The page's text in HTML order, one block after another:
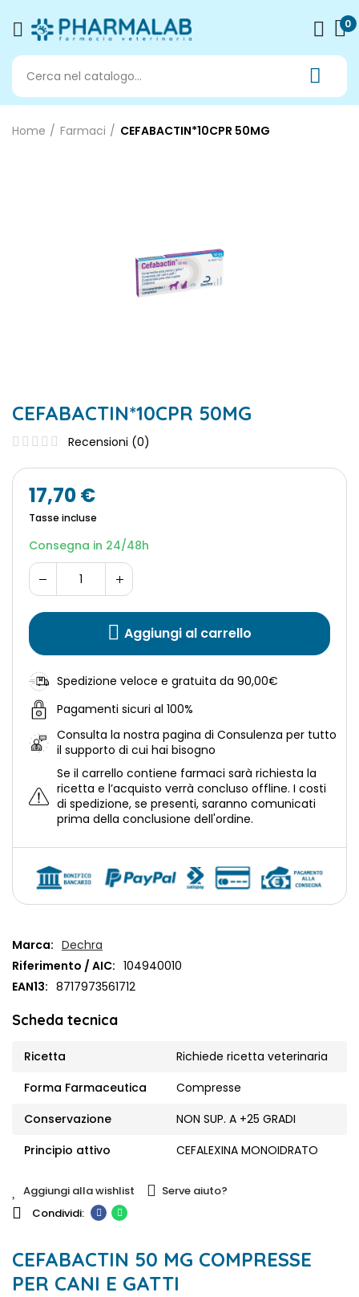
0
Home Farmaci CEFABACTIN*10CPR 50MG
CEFABACTIN*10CPR 50MG
Recensioni (0)
Marca: Dechra
Riferimento / AIC: 104940010
EAN13: 8717973561712
Scheda tecnica
Ricetta
Richiede ricetta veterinaria
Forma Farmaceutica
Compresse
Conservazione
NON SUP. A +25 GRADI
Principio attivo
CEFALEXINA MONOIDRATO
Aggiungi alla wishlist Serve aiuto?
17,70 €
Tasse incluse
Consegna in 24/48h
Aggiungi al carrello
Spedizione veloce e gratuita da 90,00€
Pagamenti sicuri al 100%
Consulta la nostra pagina di Consulenza per tutto
il supporto di cui hai bisogno
Se il carrello contiene farmaci sarà richiesta la
ricetta e l’acquisto verrà concluso offline. I costi
di spedizione, se presenti, saranno comunicati
prima della conclusione dell'ordine.
CEFABACTIN 50 MG COMPRESSE
PER CANI E GATTI